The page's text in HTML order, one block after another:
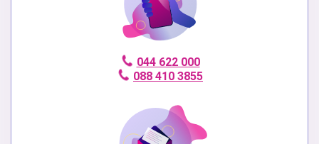
044 622 000
088 410 3855